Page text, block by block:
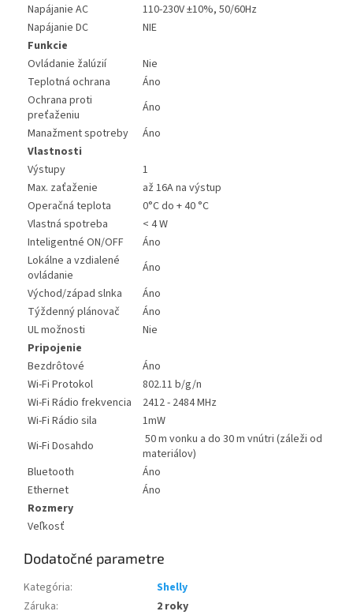
Napájanie AC
110-230V ±10%, 50/60Hz
Napájanie DC
NIE
Funkcie
Ovládanie žalúzií
Nie
Teplotná ochrana
Áno
Ochrana proti
preťaženiu
Áno
Manažment spotreby
Áno
Vlastnosti
Výstupy
1
Max. zaťaženie
až 16A na výstup
Operačná teplota
0°C do + 40 °C
Vlastná spotreba
< 4 W
Inteligentné ON/OFF
Áno
Lokálne a vzdialené
ovládanie
Áno
Východ/západ slnka
Áno
Týždenný plánovač
Áno
UL možnosti
Nie
Pripojenie
Bezdrôtové
Áno
Wi-Fi Protokol
802.11 b/g/n
Wi-Fi Rádio frekvencia
2412 - 2484 MHz
Wi-Fi Rádio sila
1mW
Wi-Fi Dosahdo
50 m vonku a do 30 m vnútri (záleži od
materiálov)
Bluetooth
Áno
Ethernet
Áno
Rozmery
Veľkosť
Dodatočné parametre
Kategória:
Shelly
Záruka:
2 roky